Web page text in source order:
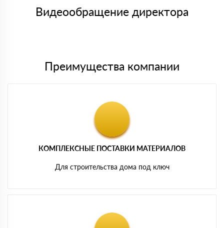
либо Вы забираете товар со склада самовывоза.
Видеообращение директора
Преимущества компании
КОМПЛЕКСНЫЕ ПОСТАВКИ МАТЕРИАЛОВ
Для строительства дома под ключ